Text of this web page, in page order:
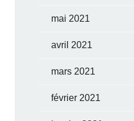
mai 2021
avril 2021
mars 2021
février 2021